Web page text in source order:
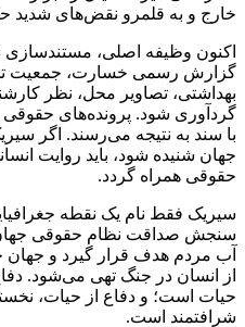
خارج و به قلمرو نقض‌های شدید
اکنون وظیفه اصلی،
گزارش رسمی خسارت، جمعیت
بهداشتی، تصاویر محل، نظر
گردآوری شود. پرونده‌های حقوقی
با سند به نتیجه می‌رسند. اگر
جهان شنیده شود، باید روایت
حقوقی همراه گردد.
سیریک فقط نام یک نقطه
سنجش صداقت نظام حقوقی جهان
آب مردم هدف قرار گیرد و
از انسان در جنگ تهی می‌شود.
حیات است؛ و دفاع از حیات،
شرافتمند است.